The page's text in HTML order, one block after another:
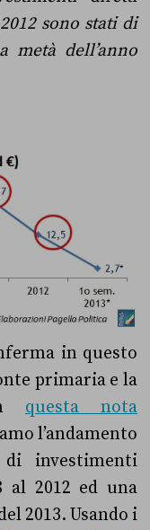
sono stati di
dell’anno
in questo
primaria e la
questa nota
l’andamento
investimenti
2012 ed una
2013. Usando i